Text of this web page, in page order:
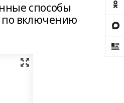
способы
по включению